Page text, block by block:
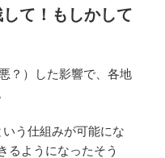
て！もしかして
？）した影響で、各地
う仕組みが可能にな
るようになったそう